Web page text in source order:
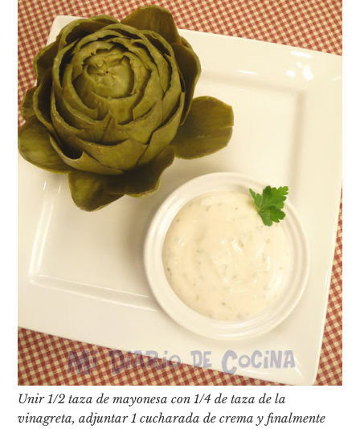
Unir 1/2 taza de mayonesa con 1/4 de taza de la
vinagreta, adjuntar 1 cucharada de crema y finalmente